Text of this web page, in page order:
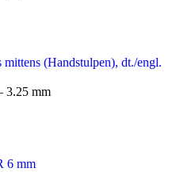
(Handstulpen), dt./engl.
3.25 mm
6 mm